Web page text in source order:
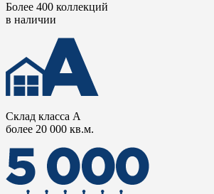
Более 400 коллекций
в наличии
Склад класса А
более 20 000 кв.м.